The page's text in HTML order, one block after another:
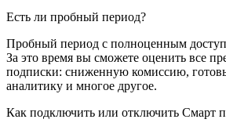
Есть ли пробный период?
Пробный период с полноценным
За это время вы сможете оценить все
подписки: сниженную комиссию,
аналитику и многое другое.
Как подключить или отключить Смарт